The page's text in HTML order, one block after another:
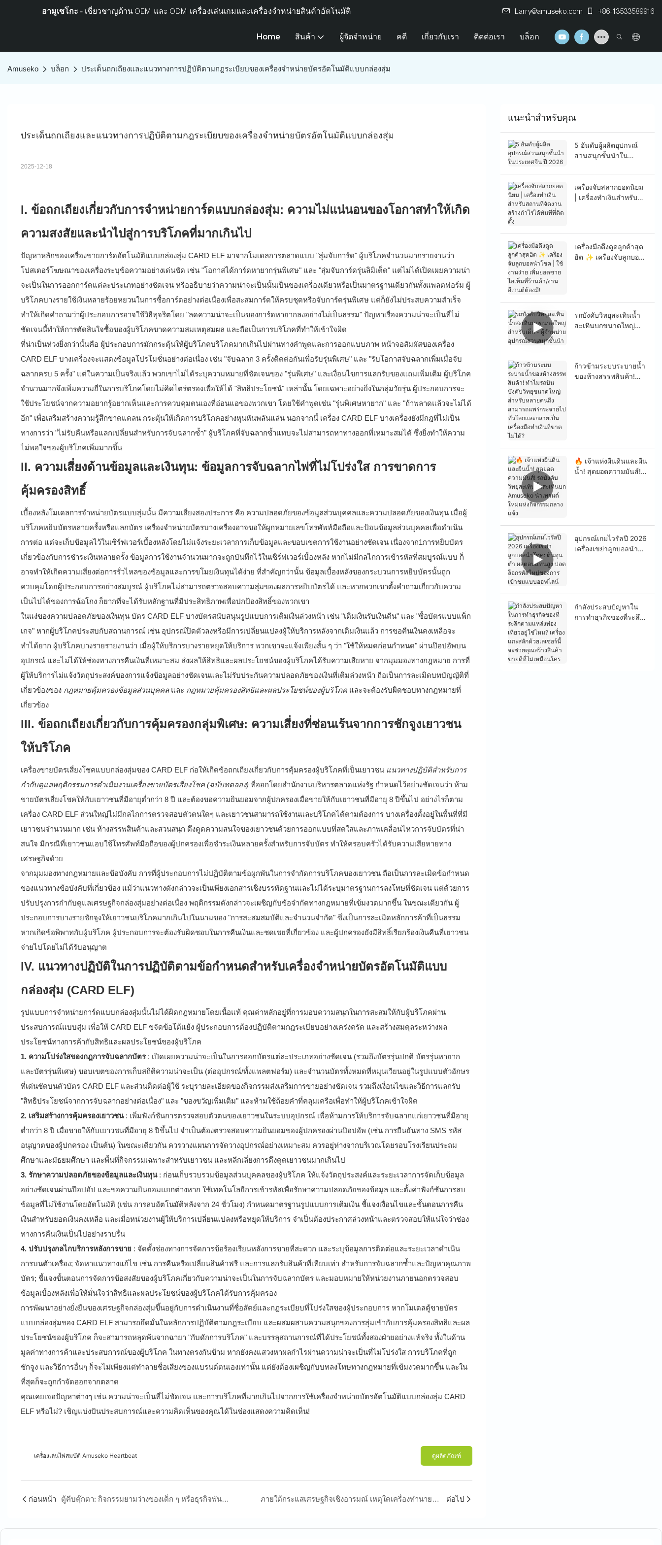
อามูเซโกะ -เชี่ยวชาญด้าน OEM และ ODM เครื่องเล่นเกมและเครื่องจำหน่ายสินค้าอัตโนมัติ Larry@amuseko.com +86-13533589916
Home สินค้า ผู้จัดจำหน่าย คดี เกี่ยวกับเรา ติดต่อเรา บล็อก
Amuseko บล็อก ประเด็นถกเถียงและแนวทางการปฏิบัติตามกฎระเบียบของเครื่องจำหน่ายบัตรอัตโนมัติแบบกล่องสุ่ม
ประเด็นถกเถียงและแนวทางการปฏิบัติตามกฎระเบียบของเครื่องจำหน่ายบัตรอัตโนมัติแบบกล่องสุ่ม
2025-12-18
I. ข้อถกเถียงเกี่ยวกับการจำหน่ายการ์ดแบบกล่องสุ่ม: ความไม่แน่นอนของโอกาสทำให้เกิด
ความสงสัยและนำไปสู่การบริโภคที่มากเกินไป
ปัญหาหลักของเครื่องขายการ์ดอัตโนมัติแบบกล่องสุ่ม CARD ELF มาจากโมเดลการตลาดแบบ "สุ่มจับการ์ด" ผู้บริโภคจำนวนมากรายงานว่า
โปสเตอร์โฆษณาของเครื่องระบุข้อความอย่างเด่นชัด เช่น "โอกาสได้การ์ดหายากรุ่นพิเศษ" และ "สุ่มจับการ์ดรุ่นลิมิเต็ด" แต่ไม่ได้เปิดเผยความน่า
จะเป็นในการออกการ์ดแต่ละประเภทอย่างชัดเจน หรืออธิบายว่าความน่าจะเป็นนั้นเป็นของเครื่องเดียวหรือเป็นมาตรฐานเดียวกันทั้งแพลตฟอร์ม ผู้
บริโภคบางรายใช้เงินหลายร้อยหยวนในการซื้อการ์ดอย่างต่อเนื่องเพื่อสะสมการ์ดให้ครบชุดหรือจับการ์ดรุ่นพิเศษ แต่ก็ยังไม่ประสบความสำเร็จ
ทำให้เกิดคำถามว่าผู้ประกอบการอาจใช้วิธีทุจริตโดย "ลดความน่าจะเป็นของการ์ดหายากลงอย่างไม่เป็นธรรม" ปัญหาเรื่องความน่าจะเป็นที่ไม่
ชัดเจนนี้ทำให้การตัดสินใจซื้อของผู้บริโภคขาดความสมเหตุสมผล และถือเป็นการบริโภคที่ทำให้เข้าใจผิด
ที่น่าเป็นห่วงยิ่งกว่านั้นคือ ผู้ประกอบการมักกระตุ้นให้ผู้บริโภคบริโภคมากเกินไปผ่านทางคำพูดและการออกแบบภาพ หน้าจอสัมผัสของเครื่อง
CARD ELF บางเครื่องจะแสดงข้อมูลโปรโมชั่นอย่างต่อเนื่อง เช่น "จับฉลาก 3 ครั้งติดต่อกันเพื่อรับรุ่นพิเศษ" และ "รับโอกาสจับฉลากเพิ่มเมื่อจับ
ฉลากครบ 5 ครั้ง" แต่ในความเป็นจริงแล้ว พวกเขาไม่ได้ระบุความหมายที่ชัดเจนของ "รุ่นพิเศษ" และเงื่อนไขการแลกรับของแถมเพิ่มเติม ผู้บริโภค
จำนวนมากจึงเพิ่มความถี่ในการบริโภคโดยไม่คิดไตร่ตรองเพื่อให้ได้ "สิทธิประโยชน์" เหล่านั้น โดยเฉพาะอย่างยิ่งในกลุ่มวัยรุ่น ผู้ประกอบการจะ
ใช้ประโยชน์จากความอยากรู้อยากเห็นและการควบคุมตนเองที่อ่อนแอของพวกเขา โดยใช้คำพูดเช่น "รุ่นพิเศษหายาก" และ "ถ้าพลาดแล้วจะไม่ได้
อีก" เพื่อเสริมสร้างความรู้สึกขาดแคลน กระตุ้นให้เกิดการบริโภคอย่างหุนหันพลันแล่น นอกจากนี้ เครื่อง CARD ELF บางเครื่องยังมีกฎที่ไม่เป็น
ทางการว่า "ไม่รับคืนหรือแลกเปลี่ยนสำหรับการจับฉลากซ้ำ" ผู้บริโภคที่จับฉลากซ้ำแทบจะไม่สามารถหาทางออกที่เหมาะสมได้ ซึ่งยิ่งทำให้ความ
ไม่พอใจของผู้บริโภคเพิ่มมากขึ้น
II. ความเสี่ยงด้านข้อมูลและเงินทุน: ข้อมูลการจับฉลากไพ่ที่ไม่โปร่งใส การขาดการ
คุ้มครองสิทธิ์
เบื้องหลังโมเดลการจำหน่ายบัตรแบบสุ่มนั้น มีความเสี่ยงสองประการ คือ ความปลอดภัยของข้อมูลส่วนบุคคลและความปลอดภัยของเงินทุน เมื่อผู้
บริโภคหยิบบัตรหลายครั้งหรือแลกบัตร เครื่องจำหน่ายบัตรบางเครื่องอาจขอให้ผูกหมายเลขโทรศัพท์มือถือและป้อนข้อมูลส่วนบุคคลเพื่อดำเนิน
การต่อ แต่จะเก็บข้อมูลไว้ในเซิร์ฟเวอร์เบื้องหลังโดยไม่แจ้งระยะเวลาการเก็บข้อมูลและขอบเขตการใช้งานอย่างชัดเจน เนื่องจาก1การหยิบบัตร
เกี่ยวข้องกับการชำระเงินหลายครั้ง ข้อมูลการใช้งานจำนวนมากจะถูกบันทึกไว้ในเซิร์ฟเวอร์เบื้องหลัง หากไม่มีกลไกการเข้ารหัสที่สมบูรณ์แบบ ก็
อาจทำให้เกิดความเสี่ยงต่อการรั่วไหลของข้อมูลและการขโมยเงินทุนได้ง่าย ที่สำคัญกว่านั้น ข้อมูลเบื้องหลังของกระบวนการหยิบบัตรนั้นถูก
ควบคุมโดยผู้ประกอบการอย่างสมบูรณ์ ผู้บริโภคไม่สามารถตรวจสอบความสุ่มของผลการหยิบบัตรได้ และหากพวกเขาตั้งคำถามเกี่ยวกับความ
เป็นไปได้ของการฉ้อโกง ก็ยากที่จะได้รับหลักฐานที่มีประสิทธิภาพเพื่อปกป้องสิทธิ์ของพวกเขา
ในแง่ของความปลอดภัยของเงินทุน บัตร CARD ELF บางบัตรสนับสนุนรูปแบบการเติมเงินล่วงหน้า เช่น "เติมเงินรับเงินคืน" และ "ซื้อบัตรแบบแพ็ก
เกจ" หากผู้บริโภคประสบกับสถานการณ์ เช่น อุปกรณ์ปิดตัวลงหรือมีการเปลี่ยนแปลงผู้ให้บริการหลังจากเติมเงินแล้ว การขอคืนเงินคงเหลือจะ
ทำได้ยาก ผู้บริโภคบางรายรายงานว่า เมื่อผู้ให้บริการบางรายหยุดให้บริการ พวกเขาจะแจ้งเพียงสั้น ๆ ว่า "ใช้ให้หมดก่อนกำหนด" ผ่านป๊อปอัพบน
อุปกรณ์ และไม่ได้ให้ช่องทางการคืนเงินที่เหมาะสม ส่งผลให้สิทธิและผลประโยชน์ของผู้บริโภคได้รับความเสียหาย จากมุมมองทางกฎหมาย การที่
ผู้ให้บริการไม่แจ้งวัตถุประสงค์ของการแจ้งข้อมูลอย่างชัดเจนและไม่รับประกันความปลอดภัยของเงินที่เติมล่วงหน้า ถือเป็นการละเมิดบทบัญญัติที่
เกี่ยวข้องของ กฎหมายคุ้มครองข้อมูลส่วนบุคคลและ กฎหมายคุ้มครองสิทธิและผลประโยชน์ของผู้บริโภคและจะต้องรับผิดชอบทางกฎหมายที่
เกี่ยวข้อง
III. ข้อถกเถียงเกี่ยวกับการคุ้มครองกลุ่มพิเศษ: ความเสี่ยงที่ซ่อนเร้นจากการชักจูงเยาวชน
ให้บริโภค
เครื่องขายบัตรเสี่ยงโชคแบบกล่องสุ่มของ CARD ELF ก่อให้เกิดข้อถกเถียงเกี่ยวกับการคุ้มครองผู้บริโภคที่เป็นเยาวชน แนวทางปฏิบัติสำหรับการ
กำกับดูแลพฤติกรรมการดำเนินงานเครื่องขายบัตรเสี่ยงโชค (ฉบับทดลอง) ที่ออกโดยสำนักงานบริหารตลาดแห่งรัฐ กำหนดไว้อย่างชัดเจนว่า ห้าม
ขายบัตรเสี่ยงโชคให้กับเยาวชนที่มีอายุต่ำกว่า 8 ปี และต้องขอความยินยอมจากผู้ปกครองเมื่อขายให้กับเยาวชนที่มีอายุ 8 ปีขึ้นไป อย่างไรก็ตาม
เครื่อง CARD ELF ส่วนใหญ่ไม่มีกลไกการตรวจสอบตัวตนใดๆ และเยาวชนสามารถใช้งานและบริโภคได้ตามต้องการ บางเครื่องตั้งอยู่ในพื้นที่ที่มี
เยาวชนจำนวนมาก เช่น ห้างสรรพสินค้าและสวนสนุก ดึงดูดความสนใจของเยาวชนด้วยการออกแบบที่สดใสและภาพเคลื่อนไหวการจับบัตรที่น่า
สนใจ มีกรณีที่เยาวชนแอบใช้โทรศัพท์มือถือของผู้ปกครองเพื่อชำระเงินหลายครั้งสำหรับการจับบัตร ทำให้ครอบครัวได้รับความเสียหายทาง
เศรษฐกิจด้วย
จากมุมมองทางกฎหมายและข้อบังคับ การที่ผู้ประกอบการไม่ปฏิบัติตามข้อผูกพันในการจำกัดการบริโภคของเยาวชน ถือเป็นการละเมิดข้อกำหนด
ของแนวทางข้อบังคับที่เกี่ยวข้อง แม้ว่าแนวทางดังกล่าวจะเป็นเพียงเอกสารเชิงบรรทัดฐานและไม่ได้ระบุมาตรฐานการลงโทษที่ชัดเจน แต่ด้วยการ
ปรับปรุงการกำกับดูแลเศรษฐกิจกล่องสุ่มอย่างต่อเนื่อง พฤติกรรมดังกล่าวจะเผชิญกับข้อจำกัดทางกฎหมายที่เข้มงวดมากขึ้น ในขณะเดียวกัน ผู้
ประกอบการบางรายชักจูงให้เยาวชนบริโภคมากเกินไปในนามของ "การสะสมสมบัติและจำนวนจำกัด" ซึ่งเป็นการละเมิดหลักการค้าที่เป็นธรรม
หากเกิดข้อพิพาทกับผู้บริโภค ผู้ประกอบการจะต้องรับผิดชอบในการคืนเงินและชดเชยที่เกี่ยวข้อง และผู้ปกครองยังมีสิทธิ์เรียกร้องเงินคืนที่เยาวชน
จ่ายไปโดยไม่ได้รับอนุญาต
IV. แนวทางปฏิบัติในการปฏิบัติตามข้อกำหนดสำหรับเครื่องจำหน่ายบัตรอัตโนมัติแบบ
กล่องสุ่ม (CARD ELF)
รูปแบบการจำหน่ายการ์ดแบบกล่องสุ่มนั้นไม่ได้ผิดกฎหมายโดยเนื้อแท้ คุณค่าหลักอยู่ที่การมอบความสนุกในการสะสมให้กับผู้บริโภคผ่าน
ประสบการณ์แบบสุ่ม เพื่อให้ CARD ELF ขจัดข้อโต้แย้ง ผู้ประกอบการต้องปฏิบัติตามกฎระเบียบอย่างเคร่งครัด และสร้างสมดุลระหว่างผล
ประโยชน์ทางการค้ากับสิทธิและผลประโยชน์ของผู้บริโภค
1. ความโปร่งใสของกฎการจับฉลากบัตร: เปิดเผยความน่าจะเป็นในการออกบัตรแต่ละประเภทอย่างชัดเจน (รวมถึงบัตรรุ่นปกติ บัตรรุ่นหายาก
และบัตรรุ่นพิเศษ) ขอบเขตของการเก็บสถิติความน่าจะเป็น (ต่ออุปกรณ์/ทั้งแพลตฟอร์ม) และจำนวนบัตรทั้งหมดที่หมุนเวียนอยู่ในรูปแบบตัวอักษร
ที่เด่นชัดบนตัวบัตร CARD ELF และส่วนติดต่อผู้ใช้ ระบุรายละเอียดของกิจกรรมส่งเสริมการขายอย่างชัดเจน รวมถึงเงื่อนไขและวิธีการแลกรับ
"สิทธิประโยชน์จากการจับฉลากอย่างต่อเนื่อง" และ "ของขวัญเพิ่มเติม" และห้ามใช้ถ้อยคำที่คลุมเครือเพื่อทำให้ผู้บริโภคเข้าใจผิด
2. เสริมสร้างการคุ้มครองเยาวชน: เพิ่มฟังก์ชันการตรวจสอบตัวตนของเยาวชนในระบบอุปกรณ์ เพื่อห้ามการให้บริการจับฉลากแก่เยาวชนที่มีอายุ
ต่ำกว่า 8 ปี เมื่อขายให้กับเยาวชนที่มีอายุ 8 ปีขึ้นไป จำเป็นต้องตรวจสอบความยินยอมของผู้ปกครองผ่านป๊อปอัพ (เช่น การยืนยันทาง SMS รหัส
อนุญาตของผู้ปกครอง เป็นต้น) ในขณะเดียวกัน ควรวางแผนการจัดวางอุปกรณ์อย่างเหมาะสม ควรอยู่ห่างจากบริเวณโดยรอบโรงเรียนประถม
ศึกษาและมัธยมศึกษา และพื้นที่กิจกรรมเฉพาะสำหรับเยาวชน และหลีกเลี่ยงการดึงดูดเยาวชนมากเกินไป
3. รักษาความปลอดภัยของข้อมูลและเงินทุน: ก่อนเก็บรวบรวมข้อมูลส่วนบุคคลของผู้บริโภค ให้แจ้งวัตถุประสงค์และระยะเวลาการจัดเก็บข้อมูล
อย่างชัดเจนผ่านป๊อปอัป และขอความยินยอมแยกต่างหาก ใช้เทคโนโลยีการเข้ารหัสเพื่อรักษาความปลอดภัยของข้อมูล และตั้งค่าฟังก์ชันการลบ
ข้อมูลที่ไม่ใช้งานโดยอัตโนมัติ (เช่น การลบอัตโนมัติหลังจาก 24 ชั่วโมง) กำหนดมาตรฐานรูปแบบการเติมเงิน ชี้แจงเงื่อนไขและขั้นตอนการคืน
เงินสำหรับยอดเงินคงเหลือ และเมื่อหน่วยงานผู้ให้บริการเปลี่ยนแปลงหรือหยุดให้บริการ จำเป็นต้องประกาศล่วงหน้าและตรวจสอบให้แน่ใจว่าช่อง
ทางการคืนเงินเป็นไปอย่างราบรื่น
4. ปรับปรุงกลไกบริการหลังการขาย: จัดตั้งช่องทางการจัดการข้อร้องเรียนหลังการขายที่สะดวก และระบุข้อมูลการติดต่อและระยะเวลาดำเนิน
การบนตัวเครื่อง; จัดหาแนวทางแก้ไข เช่น การคืนหรือเปลี่ยนสินค้าฟรี และการแลกรับสินค้าที่เทียบเท่า สำหรับการจับฉลากซ้ำและปัญหาคุณภาพ
บัตร; ชี้แจงขั้นตอนการจัดการข้อสงสัยของผู้บริโภคเกี่ยวกับความน่าจะเป็นในการจับฉลากบัตร และมอบหมายให้หน่วยงานภายนอกตรวจสอบ
ข้อมูลเบื้องหลังเพื่อให้มั่นใจว่าสิทธิและผลประโยชน์ของผู้บริโภคได้รับการคุ้มครอง
การพัฒนาอย่างยั่งยืนของเศรษฐกิจกล่องสุ่มขึ้นอยู่กับการดำเนินงานที่ซื่อสัตย์และกฎระเบียบที่โปร่งใสของผู้ประกอบการ หากโมเดลตู้ขายบัตร
แบบกล่องสุ่มของ CARD ELF สามารถยึดมั่นในหลักการปฏิบัติตามกฎระเบียบ และผสมผสานความสนุกของการสุ่มเข้ากับการคุ้มครองสิทธิและผล
ประโยชน์ของผู้บริโภค ก็จะสามารถหลุดพ้นจากฉายา "กับดักการบริโภค" และบรรลุสถานการณ์ที่ได้ประโยชน์ทั้งสองฝ่ายอย่างแท้จริง ทั้งในด้าน
มูลค่าทางการค้าและประสบการณ์ของผู้บริโภค ในทางตรงกันข้าม หากยังคงแสวงหาผลกำไรผ่านความน่าจะเป็นที่ไม่โปร่งใส การบริโภคที่ถูก
ชักจูง และวิธีการอื่นๆ ก็จะไม่เพียงแต่ทำลายชื่อเสียงของแบรนด์ตนเองเท่านั้น แต่ยังต้องเผชิญกับบทลงโทษทางกฎหมายที่เข้มงวดมากขึ้น และใน
ที่สุดก็จะถูกกำจัดออกจากตลาด
คุณเคยเจอปัญหาต่างๆ เช่น ความน่าจะเป็นที่ไม่ชัดเจน และการบริโภคที่มากเกินไปจากการใช้เครื่องจำหน่ายบัตรอัตโนมัติแบบกล่องสุ่ม CARD
ELF หรือไม่? เชิญแบ่งปันประสบการณ์และความคิดเห็นของคุณได้ในช่องแสดงความคิดเห็น!
เครื่องเล่นไพ่สมบัติ Amuseko Heartbeat ดูผลิตภัณฑ์
ก่อนหน้า ตู้คีบตุ๊กตา: กิจกรรมยามว่างของเด็ก ๆ หรือธุรกิจพันล้านดอลลาร์? การเติบโตอย่างน่าประหลาดใจของเกมอาร์เคดสุดคลาสสิก ภายใต้กระแสเศรษฐกิจเชิงอารมณ์ เหตุใดเครื่องทำนายดวงชะตาจึงกลายเป็นภาพยนตร์บล็อกบัสเตอร์ประจำปี 2025? ต่อไป
แนะนำสำหรับคุณ
5 อันดับผู้ผลิตอุปกรณ์
สวนสนุกชั้นนำใน
เครื่องจับสลากยอดนิยม
| เครื่องทำเงินสำหรับ
เครื่องมือดึงดูดลูกค้าสุด
ฮิต ✨ เครื่องจับลูกบอล
รถบังคับวิทยุสะเทินน้ำ
สะเทินบกขนาดใหญ่
ก้าวข้ามระบบระบายน้ำ
ของห้างสรรพสินค้า!
🔥 เจ้าแห่งผืนดินและผืน
น้ำ! สุดยอดความมันส์!
อุปกรณ์เกมไวรัลปี 2026
เครื่องเขย่าลูกบอลนำ
กำลังประสบปัญหาใน
การทำธุรกิจของที่ระลึก